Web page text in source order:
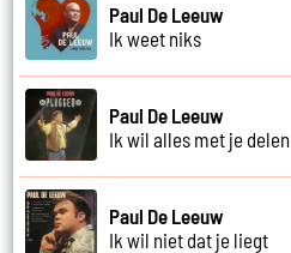
Paul De Leeuw
Ik weet niks
Paul De Leeuw
Ik wil alles met je delen
Paul De Leeuw
Ik wil niet dat je liegt